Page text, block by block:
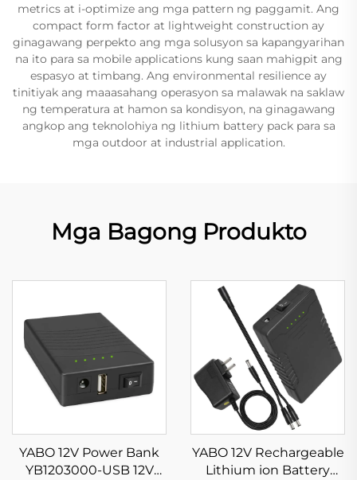
metrics at i-optimize ang mga pattern ng paggamit. Ang
compact form factor at lightweight construction ay
ginagawang perpekto ang mga solusyon sa kapangyarihan
na ito para sa mobile applications kung saan mahigpit ang
espasyo at timbang. Ang environmental resilience ay
tinitiyak ang maaasahang operasyon sa malawak na saklaw
ng temperatura at hamon sa kondisyon, na ginagawang
angkop ang teknolohiya ng lithium battery pack para sa
mga outdoor at industrial application.
Mga Bagong Produkto
YABO 12V Power Bank
YB1203000-USB 12V
YABO 12V Rechargeable
Lithium ion Battery